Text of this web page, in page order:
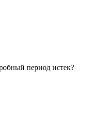
период истек?